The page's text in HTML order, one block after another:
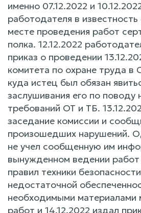
именно 07.12.2022 и
работодателя в
месте проведения работ
полка. 12.12.2022
приказ о проведении
комитета по охране труда в
куда истец был обязан
заслушивания его по поводу
требований ОТ и ТБ.
заседание комиссии и
произошедших нарушений.
не учел сообщенную им
вынужденном ведении
правил техники
недостаточной
необходимыми материалами
работ и 14.12.2022 издал